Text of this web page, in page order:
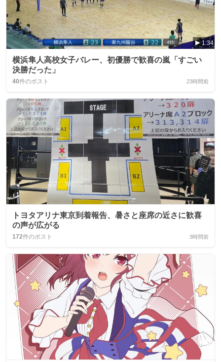
1:34
横浜隼人高校女子バレー、初優勝で歓喜の嵐「すごい
決勝だった」
40件のポスト 23時間前
トヨタアリナ東京到着報告、暑さと座席の近さに歓喜
の声が広がる
172件のポスト 3時間前